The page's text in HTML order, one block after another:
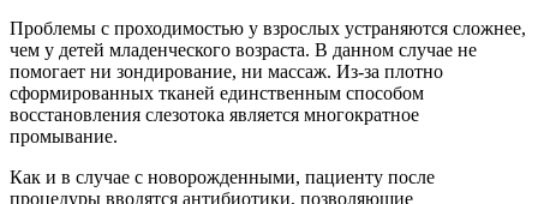
Проблемы с проходимостью у взрослых устраняются сложнее,
чем у детей младенческого возраста. В данном случае не
помогает ни зондирование, ни массаж. Из-за плотно
сформированных тканей единственным способом
восстановления слезотока является многократное
промывание.
Как и в случае с новорожденными, пациенту после
процедуры вводятся антибиотики, позволяющие